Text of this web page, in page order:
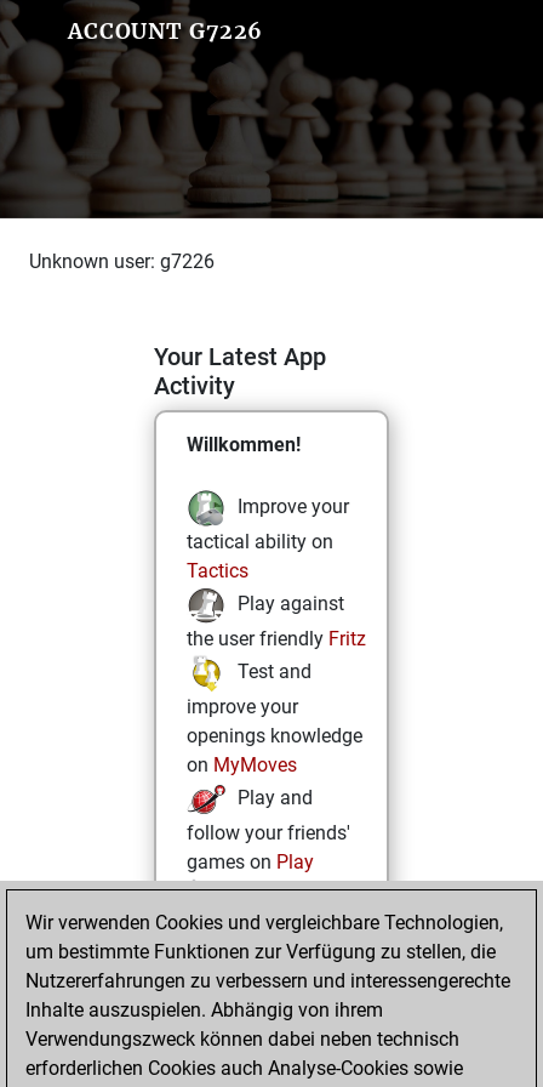
ACCOUNT G7226
Unknown user: g7226
Your Latest App
Activity
Willkommen!
Improve your
tactical ability on
Tactics
Play against
the user friendly Fritz
Test and
improve your
openings knowledge
on MyMoves
Play and
follow your friends'
games on Play
Solve some
beautiful and
challenging Studies
on Studies
Wir verwenden Cookies und vergleichbare Technologien,
um bestimmte Funktionen zur Verfügung zu stellen, die
Nutzererfahrungen zu verbessern und interessengerechte
Inhalte auszuspielen. Abhängig von ihrem
Verwendungszweck können dabei neben technisch
erforderlichen Cookies auch Analyse-Cookies sowie